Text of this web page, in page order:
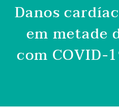
Danos
em metade
com COVID-